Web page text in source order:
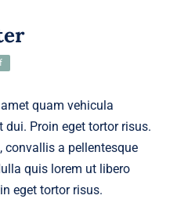
quam vehicula
dui. Proin eget tortor risus.
convallis a pellentesque
quis lorem ut libero
eget tortor risus.